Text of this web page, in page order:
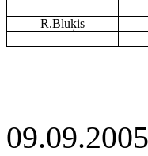
R.Bluķis